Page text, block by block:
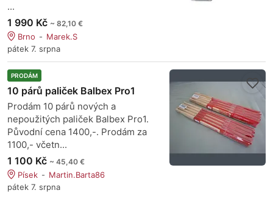
...
1 990 Kč ~ 82,10 €
Brno
Marek.S
pátek 7. srpna
PRODÁM
10 párů paliček Balbex Pro1
Prodám 10 párů nových a
nepoužitých paliček Balbex Pro1.
Původní cena 1400,-. Prodám za
1100,- včetn...
1 100 Kč ~ 45,40 €
Písek
Martin.Barta86
pátek 7. srpna